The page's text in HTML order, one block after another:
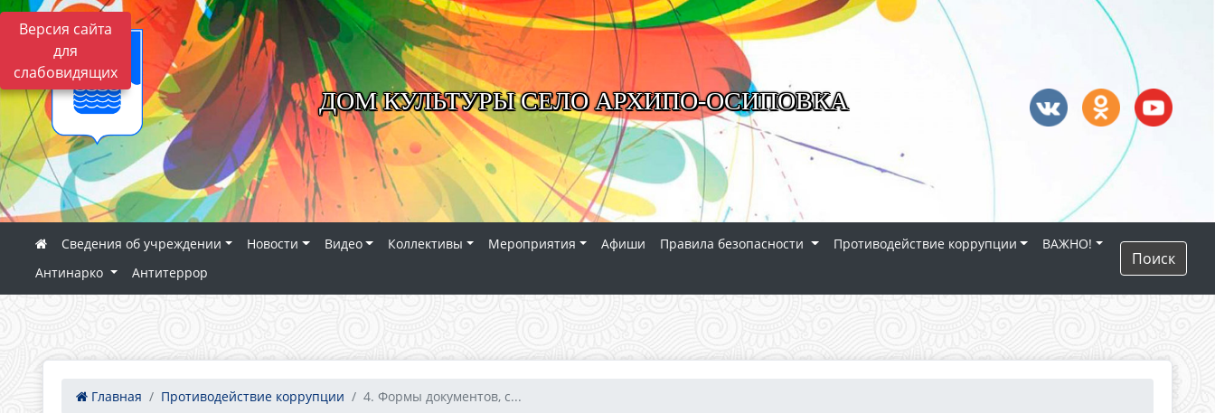
Версия сайта
для
слабовидящих
ДОМ КУЛЬТУРЫ СЕЛО АРХИПО-ОСИПОВКА
Сведения об учреждении Новости Видео Коллективы Мероприятия Афиши Правила безопасности Противодействие коррупции
ВАЖНО!
Антинарко
Антитеррор
Поиск
Главная Противодействие коррупции 4. Формы документов, с...